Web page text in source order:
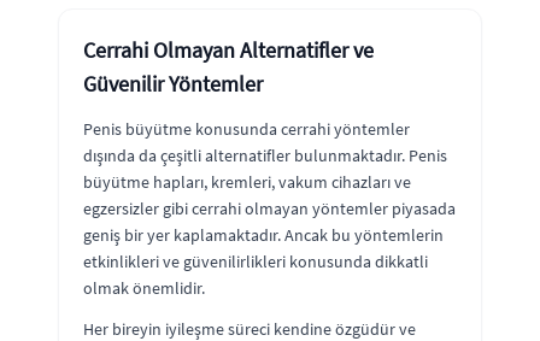
Cerrahi Olmayan Alternatifler ve
Güvenilir Yöntemler
Penis büyütme konusunda cerrahi yöntemler
dışında da çeşitli alternatifler bulunmaktadır. Penis
büyütme hapları, kremleri, vakum cihazları ve
egzersizler gibi cerrahi olmayan yöntemler piyasada
geniş bir yer kaplamaktadır. Ancak bu yöntemlerin
etkinlikleri ve güvenilirlikleri konusunda dikkatli
olmak önemlidir.
Her bireyin iyileşme süreci kendine özgüdür ve